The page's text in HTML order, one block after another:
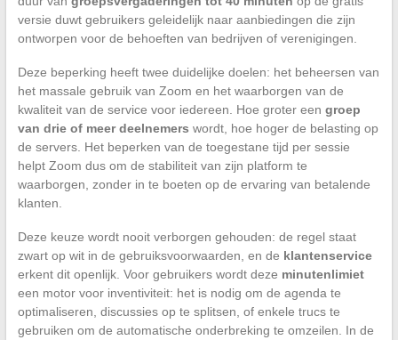
versie duwt gebruikers geleidelijk naar aanbiedingen die zijn
ontworpen voor de behoeften van bedrijven of verenigingen.
Deze beperking heeft twee duidelijke doelen: het beheersen van
het massale gebruik van Zoom en het waarborgen van de
kwaliteit van de service voor iedereen. Hoe groter een groep
van drie of meer deelnemers wordt, hoe hoger de belasting op
de servers. Het beperken van de toegestane tijd per sessie
helpt Zoom dus om de stabiliteit van zijn platform te
waarborgen, zonder in te boeten op de ervaring van betalende
klanten.
Deze keuze wordt nooit verborgen gehouden: de regel staat
zwart op wit in de gebruiksvoorwaarden, en de klantenservice
erkent dit openlijk. Voor gebruikers wordt deze minutenlimiet
een motor voor inventiviteit: het is nodig om de agenda te
optimaliseren, discussies op te splitsen, of enkele trucs te
gebruiken om de automatische onderbreking te omzeilen. In de